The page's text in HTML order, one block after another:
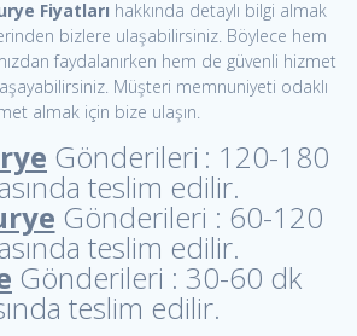
Fiyatları hakkında detaylı bilgi almak
bizlere ulaşabilirsiniz. Böylece hem
faydalanırken hem de güvenli hizmet
Müşteri memnuniyeti odaklı
almak için bize ulaşın.
Gönderileri : 120-180
teslim edilir.
Gönderileri : 60-120
teslim edilir.
Gönderileri : 30-60 dk
teslim edilir.